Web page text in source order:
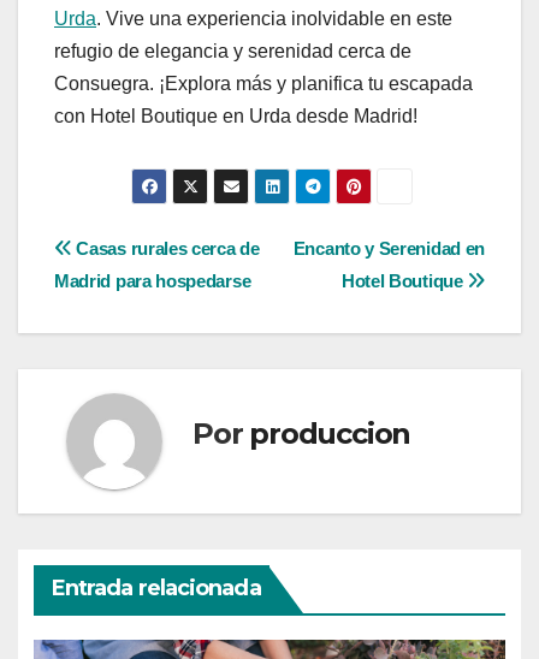
Urda. Vive una experiencia inolvidable en este
refugio de elegancia y serenidad cerca de
Consuegra. ¡Explora más y planifica tu escapada
con Hotel Boutique en Urda desde Madrid!
Navegación
Encanto y Serenidad en
Hotel Boutique
Casas rurales cerca de
Madrid para hospedarse
Por produccion
Entrada relacionada